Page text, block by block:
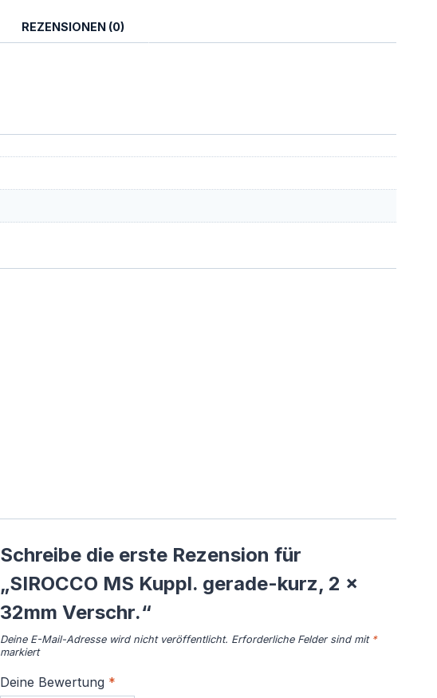
REZENSIONEN (0)
Schreibe die erste Rezension für
„SIROCCO MS Kuppl. gerade-kurz, 2 x
32mm Verschr.“
Deine E-Mail-Adresse wird nicht veröffentlicht. Erforderliche Felder sind mit *
markiert
Deine Bewertung *